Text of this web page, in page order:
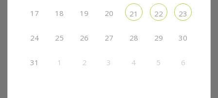
17 18 19 20 21 22 23
24 25 26 27 28 29 30
31 1 2 3 4 5 6